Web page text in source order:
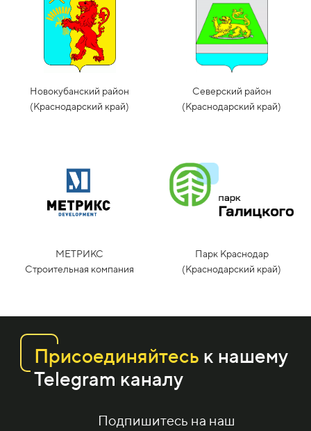
Новокубанский район
(Краснодарский край)
Северский район
(Краснодарский край)
МЕТРИКС
Строительная компания
Парк Краснодар
(Краснодарский край)
Присоединяйтесь к нашему
Telegram каналу
Подпишитесь на наш